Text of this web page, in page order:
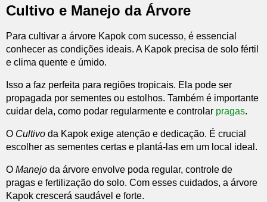
Cultivo e Manejo da Árvore
Para cultivar a árvore Kapok com sucesso, é essencial
conhecer as condições ideais. A Kapok precisa de solo fértil
e clima quente e úmido.
Isso a faz perfeita para regiões tropicais. Ela pode ser
propagada por sementes ou estolhos. Também é importante
cuidar dela, como podar regularmente e controlar pragas.
O Cultivo da Kapok exige atenção e dedicação. É crucial
escolher as sementes certas e plantá-las em um local ideal.
O Manejo da árvore envolve poda regular, controle de
pragas e fertilização do solo. Com esses cuidados, a árvore
Kapok crescerá saudável e forte.